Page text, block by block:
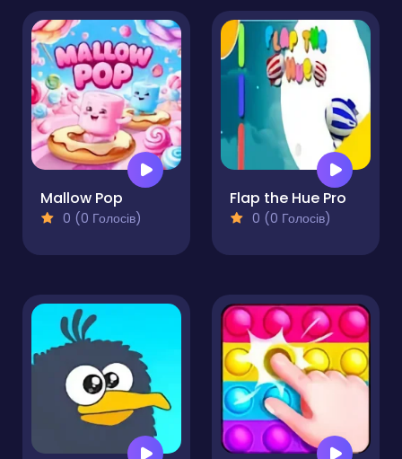
Mallow Pop
0 (0 Голосів)
Flap the Hue Pro
0 (0 Голосів)